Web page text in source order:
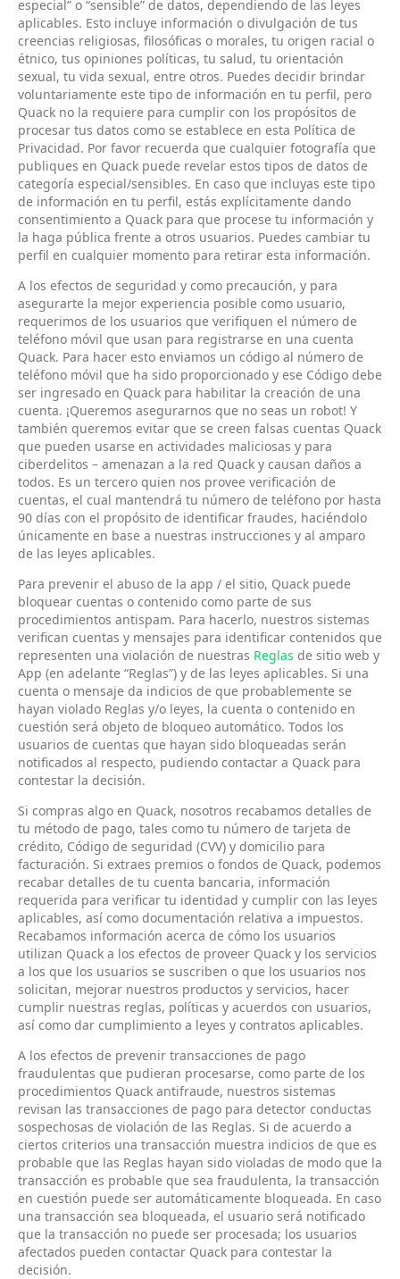
especial” o “sensible” de datos, dependiendo de las leyes
aplicables. Esto incluye información o divulgación de tus
creencias religiosas, filosóficas o morales, tu origen racial o
étnico, tus opiniones políticas, tu salud, tu orientación
sexual, tu vida sexual, entre otros. Puedes decidir brindar
voluntariamente este tipo de información en tu perfil, pero
Quack no la requiere para cumplir con los propósitos de
procesar tus datos como se establece en esta Política de
Privacidad. Por favor recuerda que cualquier fotografía que
publiques en Quack puede revelar estos tipos de datos de
categoría especial/sensibles. En caso que incluyas este tipo
de información en tu perfil, estás explícitamente dando
consentimiento a Quack para que procese tu información y
la haga pública frente a otros usuarios. Puedes cambiar tu
perfil en cualquier momento para retirar esta información.
A los efectos de seguridad y como precaución, y para
asegurarte la mejor experiencia posible como usuario,
requerimos de los usuarios que verifiquen el número de
teléfono móvil que usan para registrarse en una cuenta
Quack. Para hacer esto enviamos un código al número de
teléfono móvil que ha sido proporcionado y ese Código debe
ser ingresado en Quack para habilitar la creación de una
cuenta. ¡Queremos asegurarnos que no seas un robot! Y
también queremos evitar que se creen falsas cuentas Quack
que pueden usarse en actividades maliciosas y para
ciberdelitos – amenazan a la red Quack y causan daños a
todos. Es un tercero quien nos provee verificación de
cuentas, el cual mantendrá tu número de teléfono por hasta
90 días con el propósito de identificar fraudes, haciéndolo
únicamente en base a nuestras instrucciones y al amparo
de las leyes aplicables.
Para prevenir el abuso de la app / el sitio, Quack puede
bloquear cuentas o contenido como parte de sus
procedimientos antispam. Para hacerlo, nuestros sistemas
verifican cuentas y mensajes para identificar contenidos que
representen una violación de nuestras Reglas de sitio web y
App (en adelante “Reglas”) y de las leyes aplicables. Si una
cuenta o mensaje da indicios de que probablemente se
hayan violado Reglas y/o leyes, la cuenta o contenido en
cuestión será objeto de bloqueo automático. Todos los
usuarios de cuentas que hayan sido bloqueadas serán
notificados al respecto, pudiendo contactar a Quack para
contestar la decisión.
Si compras algo en Quack, nosotros recabamos detalles de
tu método de pago, tales como tu número de tarjeta de
crédito, Código de seguridad (CVV) y domicilio para
facturación. Si extraes premios o fondos de Quack, podemos
recabar detalles de tu cuenta bancaria, información
requerida para verificar tu identidad y cumplir con las leyes
aplicables, así como documentación relativa a impuestos.
Recabamos información acerca de cómo los usuarios
utilizan Quack a los efectos de proveer Quack y los servicios
a los que los usuarios se suscriben o que los usuarios nos
solicitan, mejorar nuestros productos y servicios, hacer
cumplir nuestras reglas, políticas y acuerdos con usuarios,
así como dar cumplimiento a leyes y contratos aplicables.
A los efectos de prevenir transacciones de pago
fraudulentas que pudieran procesarse, como parte de los
procedimientos Quack antifraude, nuestros sistemas
revisan las transacciones de pago para detector conductas
sospechosas de violación de las Reglas. Si de acuerdo a
ciertos criterios una transacción muestra indicios de que es
probable que las Reglas hayan sido violadas de modo que la
transacción es probable que sea fraudulenta, la transacción
en cuestión puede ser automáticamente bloqueada. En caso
una transacción sea bloqueada, el usuario será notificado
que la transacción no puede ser procesada; los usuarios
afectados pueden contactar Quack para contestar la
decisión.